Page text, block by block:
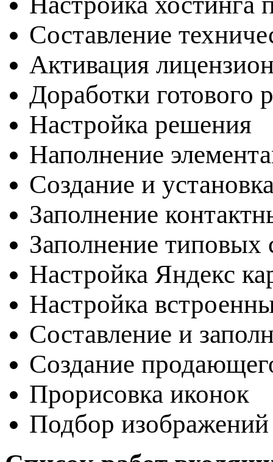
Составление
Активация
Доработки готового
Настройка решения
Наполнение
Создание и
Заполнение
Заполнение типовых
Настройка Яндекс
Настройка
Составление и
Создание
Прорисовка иконок
Подбор